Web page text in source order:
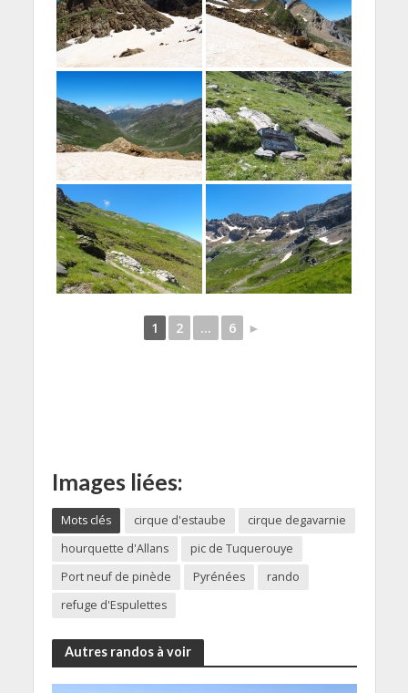
1 2 ... 6 ►
Images liées:
Mots clés cirque d'estaube
cirque degavarnie
hourquette d'Allans
pic de Tuquerouye
Port neuf de pinède
Pyrénées
rando
refuge d'Espulettes
Autres randos à voir